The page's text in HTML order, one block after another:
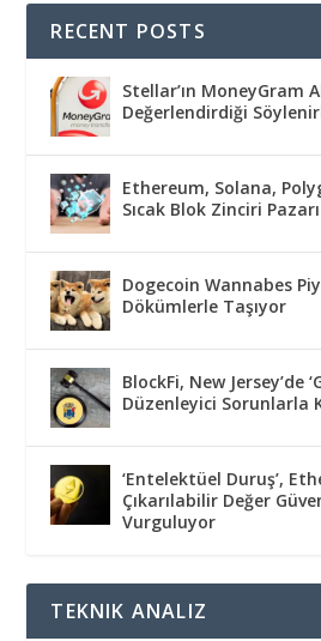
RECENT POSTS
Stellar’ın MoneyGram
Değerlendirdiği
Ethereum, Solana,
Sıcak Blok Zinciri
Dogecoin Wannabes
Dökümlerle Taşıyor
BlockFi, New Jersey’de
Düzenleyici Sorunlarla
‘Entelektüel Duruş’,
Çıkarılabilir Değer
Vurguluyor
TEKNIK ANALIZ